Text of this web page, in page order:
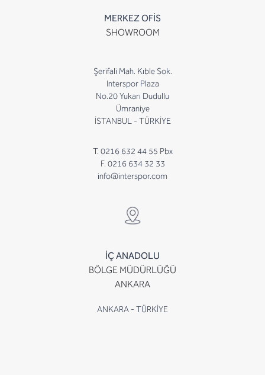
MERKEZ OFİS
SHOWROOM
Şerifali Mah. Kıble Sok.
Interspor Plaza
No.20 Yukarı Dudullu
Ümraniye
İSTANBUL - TÜRKİYE
T. 0216 632 44 55 Pbx
F. 0216 634 32 33
info@interspor.com
İÇ ANADOLU
BÖLGE MÜDÜRLÜĞÜ
ANKARA
ANKARA - TÜRKİYE